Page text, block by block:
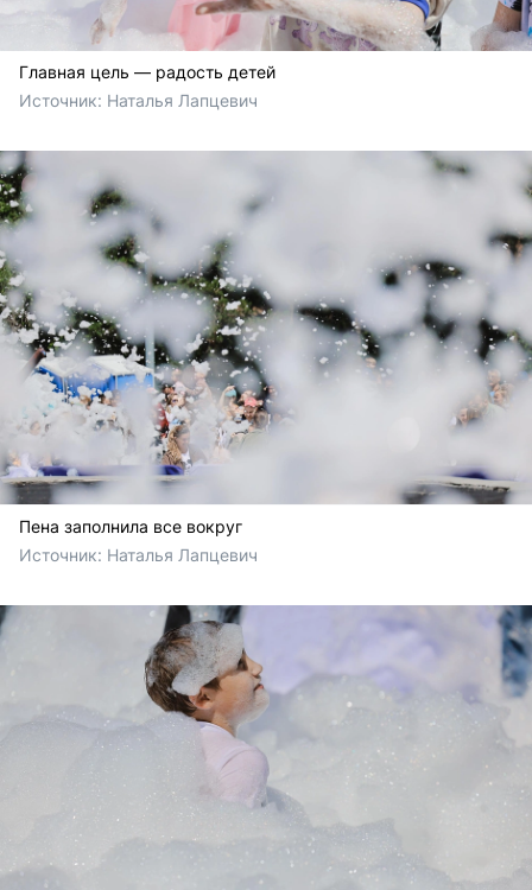
Главная цель — радость детей
Источник: Наталья Лапцевич
Пена заполнила все вокруг
Источник: Наталья Лапцевич